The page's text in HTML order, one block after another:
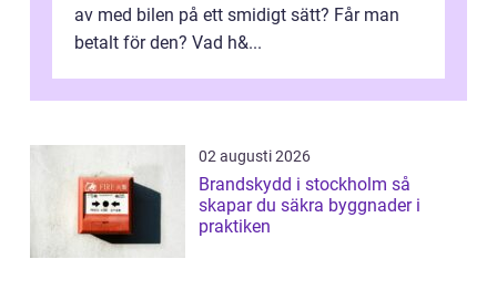
av med bilen på ett smidigt sätt? Får man
betalt för den? Vad h&...
02 augusti 2026
Brandskydd i stockholm så
skapar du säkra byggnader i
praktiken